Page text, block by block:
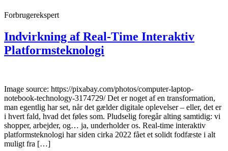
Forbrugerekspert
Indvirkning af Real-Time Interaktiv
Platformsteknologi
Image source: https://pixabay.com/photos/computer-laptop-
notebook-technology-3174729/ Det er noget af en transformation,
man egentlig har set, når det gælder digitale oplevelser – eller, det er
i hvert fald, hvad det føles som. Pludselig foregår alting samtidig: vi
shopper, arbejder, og… ja, underholder os. Real-time interaktiv
platformsteknologi har siden cirka 2022 fået et solidt fodfæste i alt
muligt fra […]